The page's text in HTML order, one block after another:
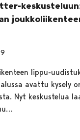
lippu-
avattu kysely
Nyt keskustelua